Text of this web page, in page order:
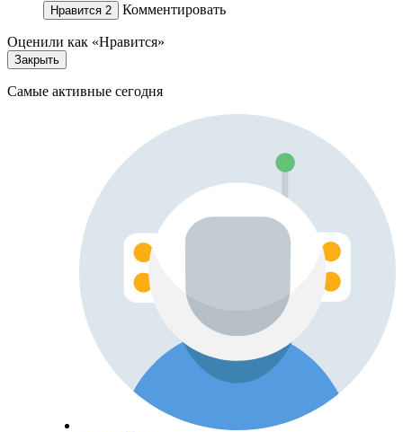
Нравится 2 Комментировать
Оценили как «Нравится»
Закрыть
Самые активные сегодня